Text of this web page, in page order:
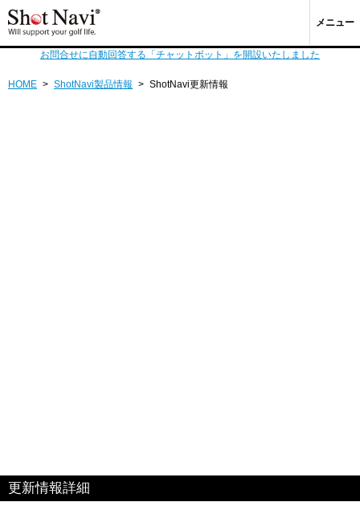
メニュー
お問合せに自動回答する「チャットボット」を開設いたしました
HOME > ShotNavi製品情報 > ShotNavi更新情報
更新情報詳細